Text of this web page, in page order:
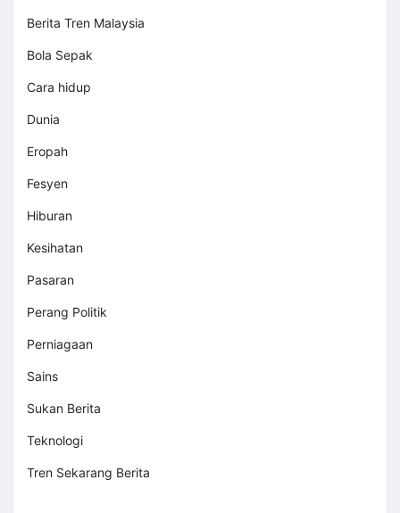
Berita Tren Malaysia
Bola Sepak
Cara hidup
Dunia
Eropah
Fesyen
Hiburan
Kesihatan
Pasaran
Perang Politik
Perniagaan
Sains
Sukan Berita
Teknologi
Tren Sekarang Berita